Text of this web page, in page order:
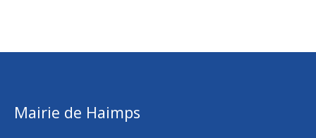
Mairie de Haimps